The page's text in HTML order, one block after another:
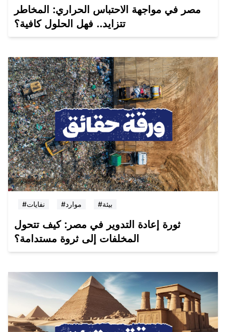
مصر في مواجهة الاحتباس الحراري: المخاطر
تتزايد.. فهل الحلول كافية؟
#نفايات #موارد #بيئة
ثورة إعادة التدوير في مصر: كيف تتحول
المخلفات إلى ثروة مستدامة؟